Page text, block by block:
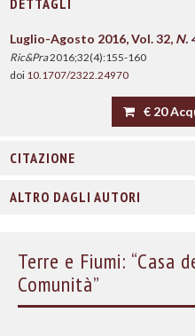
DETTAGLI
Luglio-Agosto 2016, Vol. 32, N.
Ric&Pra2016;32(4):155-160
doi 10.1707/2322.24970
€ 20
CITAZIONE
ALTRO DAGLI AUTORI
Terre e Fiumi: “Casa
Comunità”